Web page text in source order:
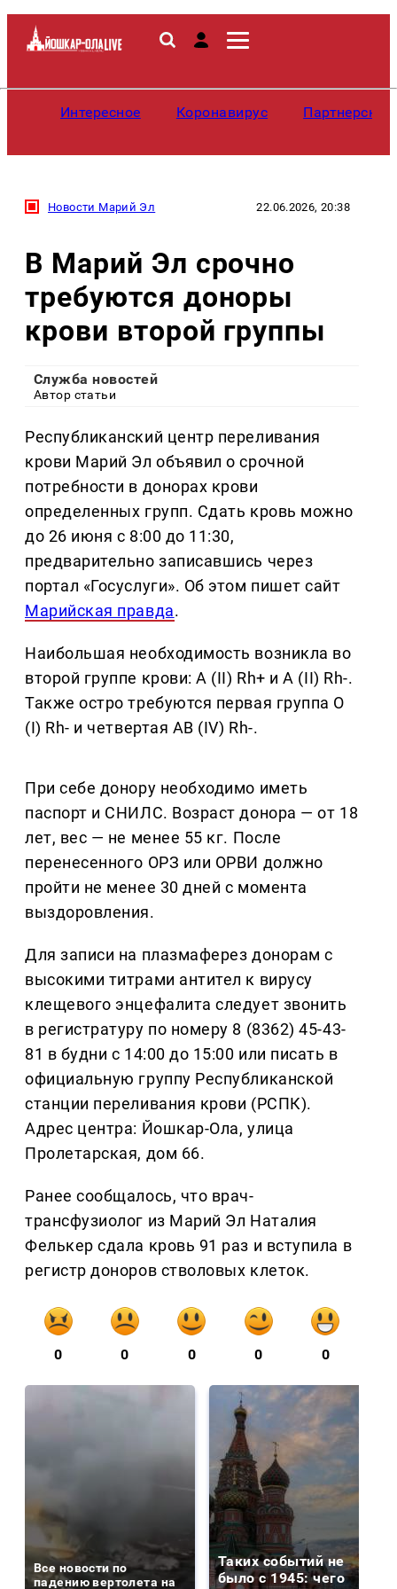
Интересное Коронавирус
Новости Марий Эл 22.06.2026, 20:38
В Марий Эл срочно
требуются доноры
крови второй группы
Служба новостей
Автор статьи
Республиканский центр переливания
крови Марий Эл объявил о срочной
потребности в донорах крови
определенных групп. Сдать кровь можно
до 26 июня с 8:00 до 11:30,
предварительно записавшись через
портал «Госуслуги». Об этом пишет сайт
Марийская правда.
Наибольшая необходимость возникла во
второй группе крови: A (II) Rh+ и A (II) Rh-.
Также остро требуются первая группа O
(I) Rh- и четвертая AB (IV) Rh-.
При себе донору необходимо иметь
паспорт и СНИЛС. Возраст донора — от 18
лет, вес — не менее 55 кг. После
перенесенного ОРЗ или ОРВИ должно
пройти не менее 30 дней с момента
выздоровления.
Для записи на плазмаферез донорам с
высокими титрами антител к вирусу
клещевого энцефалита следует звонить
в регистратуру по номеру 8 (8362) 45-43-
81 в будни с 14:00 до 15:00 или писать в
официальную группу Республиканской
станции переливания крови (РСПК).
Адрес центра: Йошкар-Ола, улица
Пролетарская, дом 66.
Ранее сообщалось, что врач-
трансфузиолог из Марий Эл Наталия
Фелькер сдала кровь 91 раз и вступила в
регистр доноров стволовых клеток.
0 0 0 0 0
Все новости по
падению вертолета на
Таких событий не
было с 1945: чего